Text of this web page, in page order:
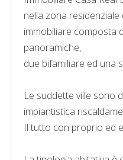
nella zona
immobiliare composta
panoramiche,
due bifamiliare ed una
Le suddette ville sono
impiantistica
Il tutto con proprio ed